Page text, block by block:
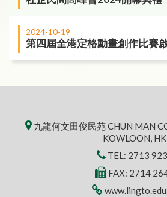
2024-10-19
第四屆全港定格動畫創作比賽
九龍何文田俊民苑 CHUN MAN
KOWLOON, HK
TEL: 2713
FAX: 2714